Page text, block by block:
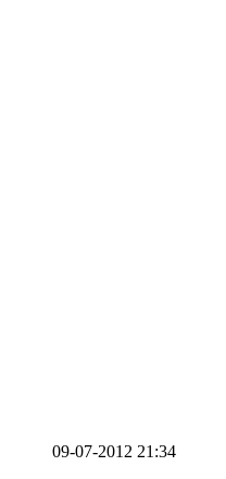
09-07-2012 21:34